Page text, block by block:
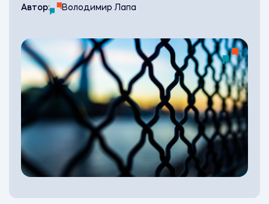
Автор:
Володимир Лапа